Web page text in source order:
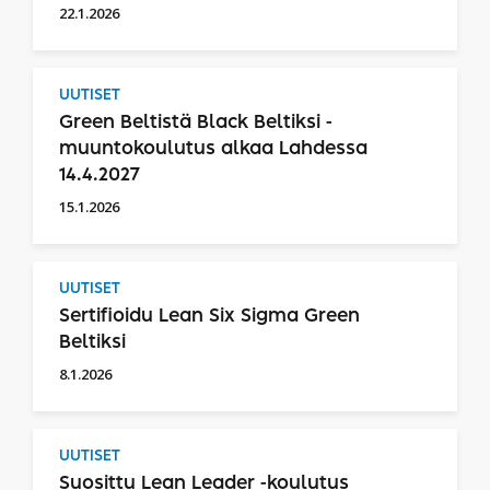
22.1.2026
UUTISET
Green Beltistä Black Beltiksi -
muuntokoulutus alkaa Lahdessa
14.4.2027
15.1.2026
UUTISET
Sertifioidu Lean Six Sigma Green
Beltiksi
8.1.2026
UUTISET
Suosittu Lean Leader -koulutus